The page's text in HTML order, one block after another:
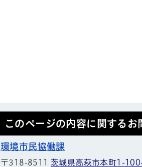
このページの内容に関するお
環境市民協働課
〒318-8511 茨城県高萩市本町1-